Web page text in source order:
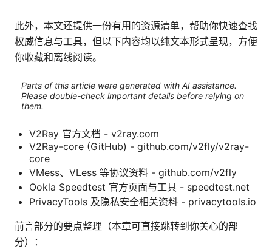
此外，本文还提供一份有用的资源清单，帮助你快速查找
权威信息与工具，但以下内容均以纯文本形式呈现，方便
你收藏和离线阅读。
Parts of this article were generated with AI assistance.
Please double-check important details before relying on
them.
V2Ray 官方文档 - v2ray.com
V2Ray-core (GitHub) - github.com/v2fly/v2ray-
core
VMess、VLess 等协议资料 - github.com/v2fly
Ookla Speedtest 官方页面与工具 - speedtest.net
PrivacyTools 及隐私安全相关资料 - privacytools.io
前言部分的要点整理（本章可直接跳转到你关心的部
分）：